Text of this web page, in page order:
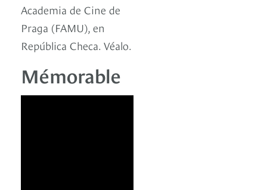
Academia de Cine de
Praga (FAMU), en
República Checa. Véalo.
Mémorable